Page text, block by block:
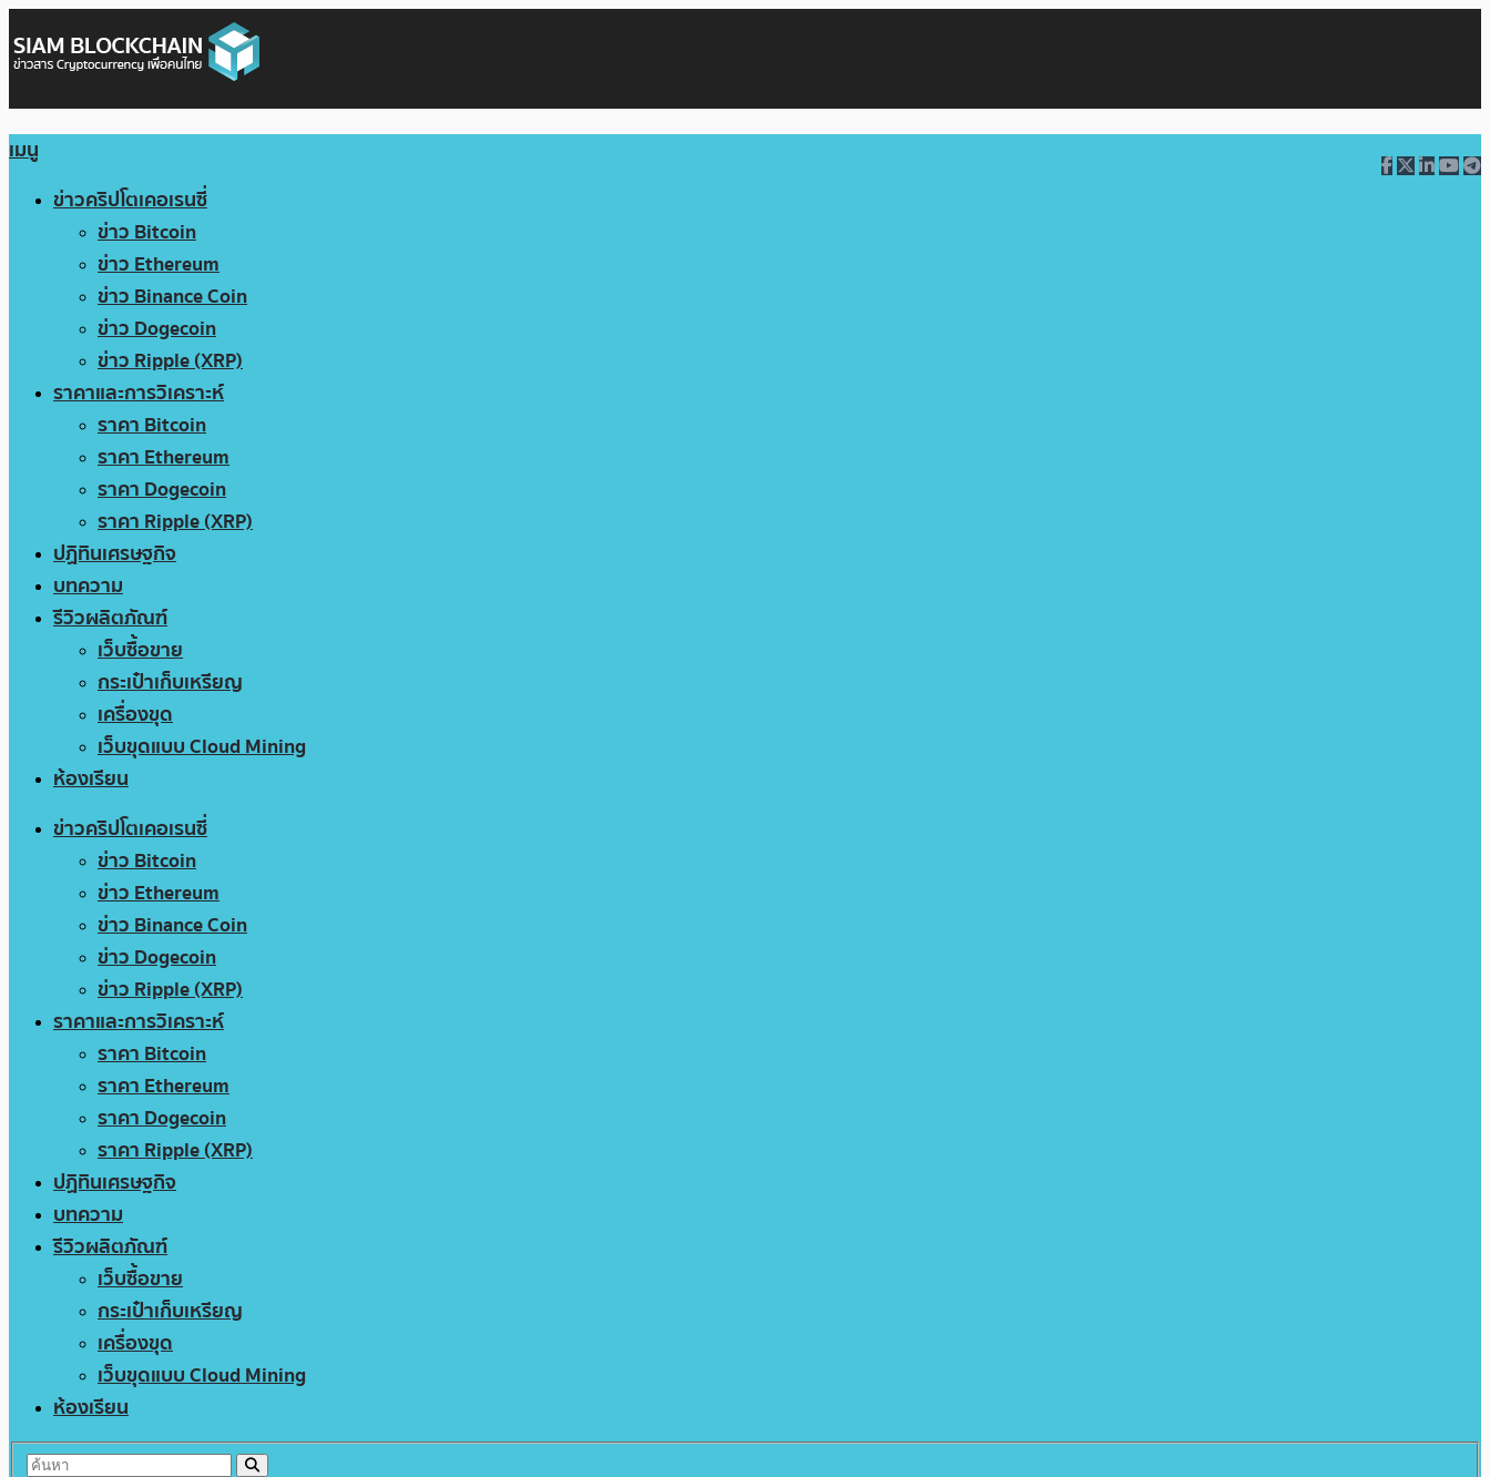
เมนู
ข่าวคริปโตเคอเรนซี่
ข่าว Bitcoin
ข่าว Ethereum
ข่าว Binance Coin
ข่าว Dogecoin
ข่าว Ripple (XRP)
ราคาและการวิเคราะห์
ราคา Bitcoin
ราคา Ethereum
ราคา Dogecoin
ราคา Ripple (XRP)
ปฏิทินเศรษฐกิจ
บทความ
รีวิวผลิตภัณฑ์
เว็บซื้อขาย
กระเป๋าเก็บเหรียญ
เครื่องขุด
เว็บขุดแบบ Cloud Mining
ห้องเรียน
ข่าวคริปโตเคอเรนซี่
ข่าว Bitcoin
ข่าว Ethereum
ข่าว Binance Coin
ข่าว Dogecoin
ข่าว Ripple (XRP)
ราคาและการวิเคราะห์
ราคา Bitcoin
ราคา Ethereum
ราคา Dogecoin
ราคา Ripple (XRP)
ปฏิทินเศรษฐกิจ
บทความ
รีวิวผลิตภัณฑ์
เว็บซื้อขาย
กระเป๋าเก็บเหรียญ
เครื่องขุด
เว็บขุดแบบ Cloud Mining
ห้องเรียน